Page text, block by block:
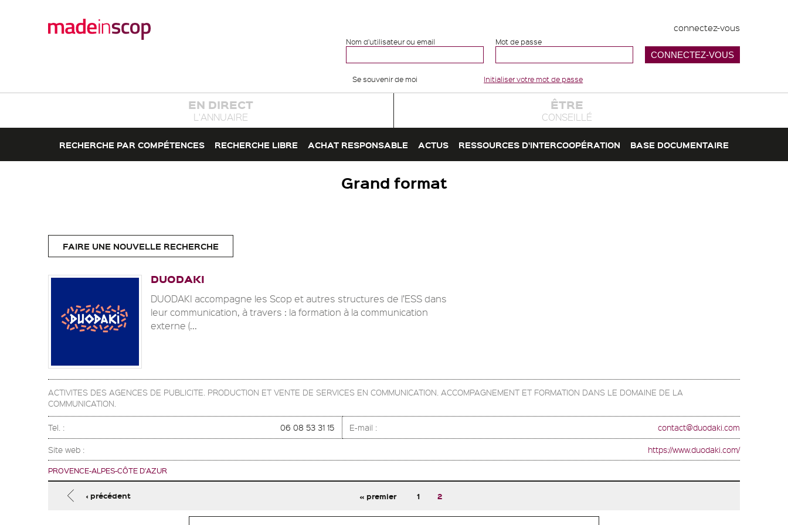
connectez-vous
Nom d'utilisateur ou email Mot de passe
Se souvenir de moi Initialiser votre mot de passe
EN DIRECT
L'ANNUAIRE
ÊTRE
CONSEILLÉ
RECHERCHE PAR COMPÉTENCES RECHERCHE LIBRE ACHAT RESPONSABLE ACTUS RESSOURCES D'INTERCOOPÉRATION BASE DOCUMENTAIRE
Grand format
FAIRE UNE NOUVELLE RECHERCHE
DUODAKI
DUODAKI accompagne les Scop et autres structures de l’ESS dans
leur communication, à travers : la formation à la communication
externe (...
ACTIVITES DES AGENCES DE PUBLICITE. PRODUCTION ET VENTE DE SERVICES EN COMMUNICATION. ACCOMPAGNEMENT ET FORMATION DANS LE DOMAINE DE LA
COMMUNICATION.
Tel. : 06 08 53 31 15 E-mail : contact@duodaki.com
Site web : https://www.duodaki.com/
PROVENCE-ALPES-CÔTE D'AZUR
Pages
« premier
‹ précédent 1 2